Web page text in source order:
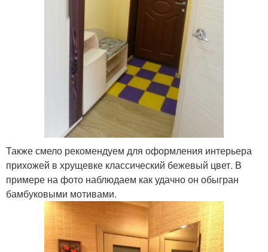
Также смело рекомендуем для оформления интерьера
прихожей в хрущевке классический бежевый цвет. В
примере на фото наблюдаем как удачно он обыгран
бамбуковыми мотивами.